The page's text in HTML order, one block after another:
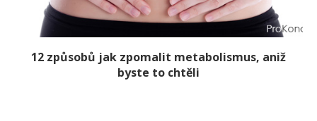
12 způsobů jak zpomalit metabolismus, aniž
byste to chtěli